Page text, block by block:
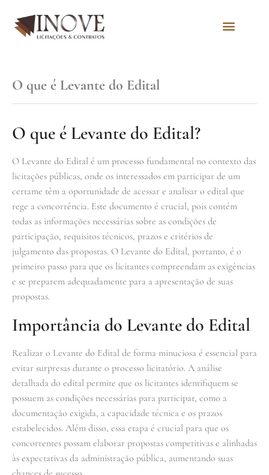
O que é Levante do Edital
O que é Levante do Edital?
O Levante do Edital é um processo fundamental no contexto das
licitações públicas, onde os interessados em participar de um
certame têm a oportunidade de acessar e analisar o edital que
rege a concorrência. Este documento é crucial, pois contém
todas as informações necessárias sobre as condições de
participação, requisitos técnicos, prazos e critérios de
julgamento das propostas. O Levante do Edital, portanto, é o
primeiro passo para que os licitantes compreendam as exigências
e se preparem adequadamente para a apresentação de suas
propostas.
Importância do Levante do Edital
Realizar o Levante do Edital de forma minuciosa é essencial para
evitar surpresas durante o processo licitatório. A análise
detalhada do edital permite que os licitantes identifiquem se
possuem as condições necessárias para participar, como a
documentação exigida, a capacidade técnica e os prazos
estabelecidos. Além disso, essa etapa é crucial para que os
concorrentes possam elaborar propostas competitivas e alinhadas
às expectativas da administração pública, aumentando suas